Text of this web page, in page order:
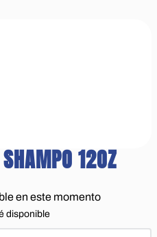
12OZ
en este momento
disponible